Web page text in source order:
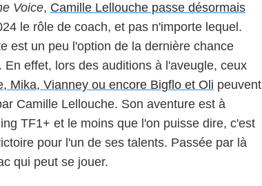
Voice, Camille Lellouche passe désormais
le rôle de coach, et pas n'importe lequel.
est un peu l'option de la dernière chance
effet, lors des auditions à l'aveugle, ceux
Mika, Vianney ou encore Bigflo et Oli peuvent
Camille Lellouche. Son aventure est à
TF1+ et le moins que l'on puisse dire, c'est
pour l'un de ses talents. Passée par là
qui peut se jouer.